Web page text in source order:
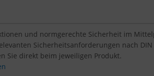
und normgerechte Sicherheit im
Sicherheitsanforderungen nach DIN
Sie direkt beim jeweiligen Produkt.